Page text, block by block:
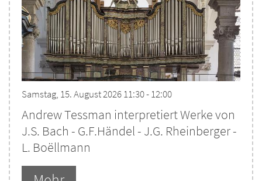
Samstag, 15. August 2026 11:30 - 12:00
Andrew Tessman interpretiert Werke von
J.S. Bach - G.F.Händel - J.G. Rheinberger -
L. Boëllmann